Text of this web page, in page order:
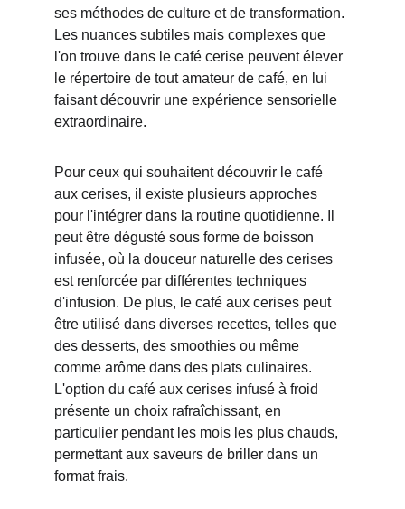
ses méthodes de culture et de transformation.
Les nuances subtiles mais complexes que
l'on trouve dans le café cerise peuvent élever
le répertoire de tout amateur de café, en lui
faisant découvrir une expérience sensorielle
extraordinaire.
Pour ceux qui souhaitent découvrir le café
aux cerises, il existe plusieurs approches
pour l'intégrer dans la routine quotidienne. Il
peut être dégusté sous forme de boisson
infusée, où la douceur naturelle des cerises
est renforcée par différentes techniques
d'infusion. De plus, le café aux cerises peut
être utilisé dans diverses recettes, telles que
des desserts, des smoothies ou même
comme arôme dans des plats culinaires.
L'option du café aux cerises infusé à froid
présente un choix rafraîchissant, en
particulier pendant les mois les plus chauds,
permettant aux saveurs de briller dans un
format frais.